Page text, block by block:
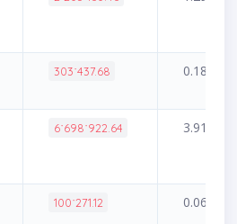
303˙437.68 0.18%
6˙698˙922.64 3.91%
100˙271.12 0.06%